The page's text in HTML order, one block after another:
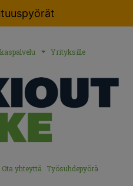
Yrityksille
Ota yhteyttä Työsuhdepyörä